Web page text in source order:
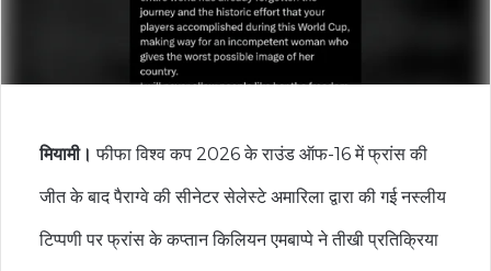
मियामी।फीफा विश्व कप 2026 के राउंड ऑफ-16 में फ्रांस की
जीत के बाद पैराग्वे की सीनेटर सेलेस्टे अमारिला द्वारा की गई नस्लीय
टिप्पणी पर फ्रांस के कप्तान किलियन एमबाप्पे ने तीखी प्रतिक्रिया